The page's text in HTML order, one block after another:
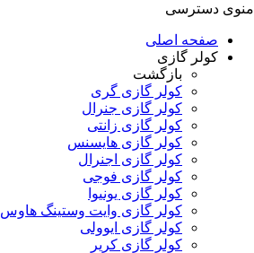
منوی دسترسی
صفحه اصلی
کولر گازی
بازگشت
کولر گازی گری
کولر گازی جنرال
کولر گازی زانتی
کولر گازی هایسنس
کولر گازی اجنرال
کولر گازی فوجی
کولر گازی یونیوا
کولر گازی وایت وستینگ هاوس
کولر گازی ایوولی
کولر گازی کریر